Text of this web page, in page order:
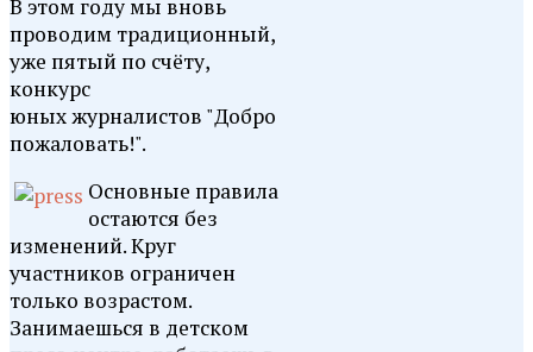
В этом году мы вновь
проводим традиционный,
уже пятый по счёту,
конкурс
юных журналистов "Добро
пожаловать!".
Основные правила
остаются без
изменений. Круг
участников ограничен
только возрастом.
Занимаешься в детском